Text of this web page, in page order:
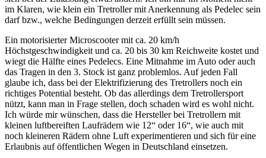
im Klaren, wie klein ein Tretroller mit Anerkennung als Pedelec sein
darf bzw., welche Bedingungen derzeit erfüllt sein müssen.
Ein motorisierter Microscooter mit ca. 20 km/h
Höchstgeschwindigkeit und ca. 20 bis 30 km Reichweite kostet und
wiegt die Hälfte eines Pedelecs. Eine Mitnahme im Auto oder auch
das Tragen in den 3. Stock ist ganz problemlos. Auf jeden Fall
glaube ich, dass bei der Elektrifizierung des Tretrollers noch ein
richtiges Potential besteht. Ob das allerdings dem Tretrollersport
nützt, kann man in Frage stellen, doch schaden wird es wohl nicht.
Ich würde mir wünschen, dass die Hersteller bei Tretrollern mit
kleinen luftbereiften Laufrädern wie 12“ oder 16“, wie auch mit
noch kleineren Rädern ohne Luft experimentieren und sich für eine
Erlaubnis auf öffentlichen Wegen in Deutschland einsetzen.